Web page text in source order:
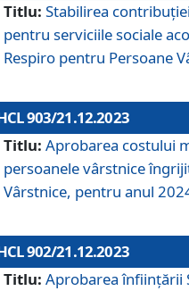
Titlu: Stabilirea
pentru serviciile sociale
Respiro pentru Persoane
903/21.12.2023
Titlu: Aprobarea costului
persoanele vârstnice
Vârstnice, pentru anul
902/21.12.2023
Titlu: Aprobarea înființării